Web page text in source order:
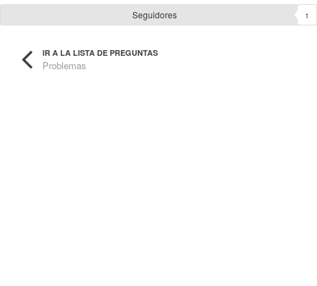
Seguidores 1
IR A LA LISTA DE PREGUNTAS
Problemas